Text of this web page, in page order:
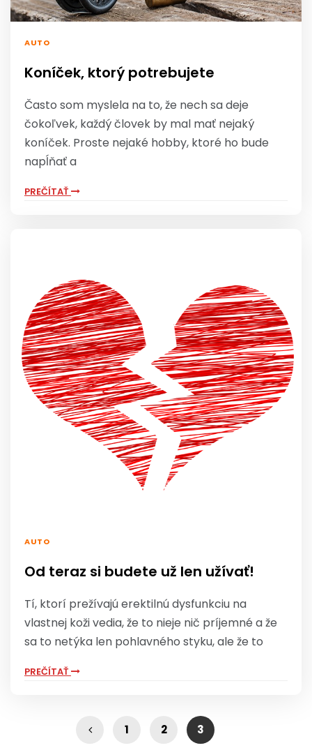
AUTO
Koníček, ktorý potrebujete
Často som myslela na to, že nech sa deje
čokoľvek, každý človek by mal mať nejaký
koníček. Proste nejaké hobby, ktoré ho bude
napĺňať a
PREČÍTAŤ
AUTO
Od teraz si budete už len užívať!
Tí, ktorí prežívajú erektilnú dysfunkciu na
vlastnej koži vedia, že to nieje nič príjemné a že
sa to netýka len pohlavného styku, ale že to
PREČÍTAŤ
1 2 3